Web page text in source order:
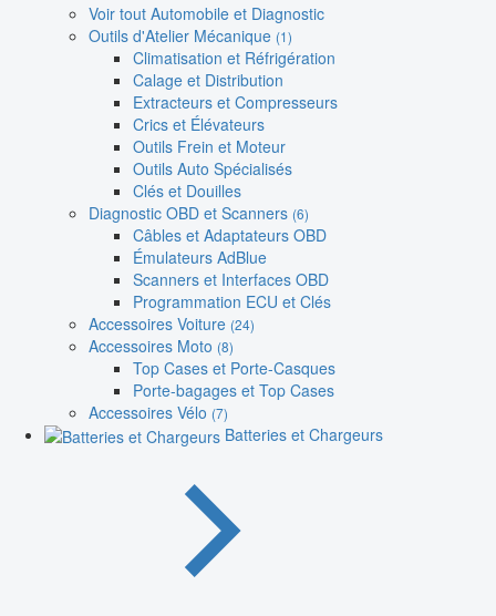
Voir tout Automobile et Diagnostic
Outils d'Atelier Mécanique (1)
Climatisation et Réfrigération
Calage et Distribution
Extracteurs et Compresseurs
Crics et Élévateurs
Outils Frein et Moteur
Outils Auto Spécialisés
Clés et Douilles
Diagnostic OBD et Scanners (6)
Câbles et Adaptateurs OBD
Émulateurs AdBlue
Scanners et Interfaces OBD
Programmation ECU et Clés
Accessoires Voiture (24)
Accessoires Moto (8)
Top Cases et Porte-Casques
Porte-bagages et Top Cases
Accessoires Vélo (7)
Batteries et Chargeurs